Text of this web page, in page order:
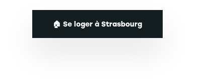
🏠 Se loger à Strasbourg